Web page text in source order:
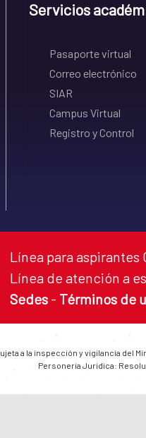
Servicios
Pasaporte virtual
Correo electrónico
SIAR
Campus Virtual
Registro y Control
Línea para aspirantes
Línea de atención a
Sedes - Términos de
a la inspección y vigilancia del
Personería Jurídica: